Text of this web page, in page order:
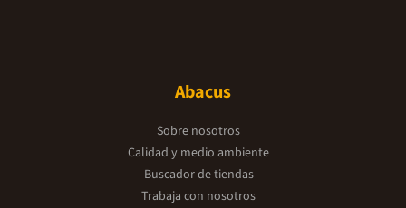
Abacus
Sobre nosotros
Calidad y medio ambiente
Buscador de tiendas
Trabaja con nosotros